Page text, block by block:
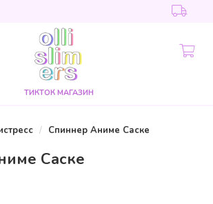
ТИКТОК МАГАЗИН
Спиннер Аниме Саске
Саске